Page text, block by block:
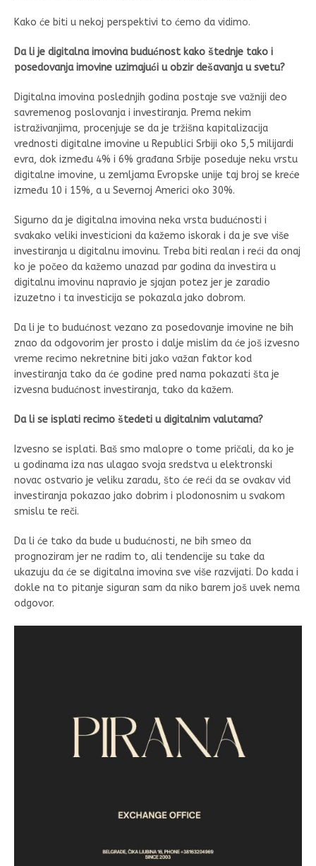
Kako će biti u nekoj perspektivi to ćemo da vidimo.
Da li je digitalna imovina budućnost kako štednje tako i
posedovanja imovine uzimajući u obzir dešavanja u svetu?
Digitalna imovina poslednjih godina postaje sve važniji deo
savremenog poslovanja i investiranja. Prema nekim
istraživanjima, procenjuje se da je tržišna kapitalizacija
vrednosti digitalne imovine u Republici Srbiji oko 5,5 milijardi
evra, dok između 4% i 6% građana Srbije poseduje neku vrstu
digitalne imovine, u zemljama Evropske unije taj broj se kreće
između 10 i 15%, a u Severnoj Americi oko 30%.
Sigurno da je digitalna imovina neka vrsta budućnosti i
svakako veliki investicioni da kažemo iskorak i da je sve više
investiranja u digitalnu imovinu. Treba biti realan i reći da onaj
ko je počeo da kažemo unazad par godina da investira u
digitalnu imovinu napravio je sjajan potez jer je zaradio
izuzetno i ta investicija se pokazala jako dobrom.
Da li je to budućnost vezano za posedovanje imovine ne bih
znao da odgovorim jer prosto i dalje mislim da će još izvesno
vreme recimo nekretnine biti jako važan faktor kod
investiranja tako da će godine pred nama pokazati šta je
izvesna budućnost investiranja, tako da kažem.
Da li se isplati recimo štedeti u digitalnim valutama?
Izvesno se isplati. Baš smo malopre o tome pričali, da ko je
u godinama iza nas ulagao svoja sredstva u elektronski
novac ostvario je veliku zaradu, što će reći da se ovakav vid
investiranja pokazao jako dobrim i plodonosnim u svakom
smislu te reči.
Da li će tako da bude u budućnosti, ne bih smeo da
prognoziram jer ne radim to, ali tendencije su take da
ukazuju da će se digitalna imovina sve više razvijati. Do kada i
dokle na to pitanje siguran sam da niko barem još uvek nema
odgovor.